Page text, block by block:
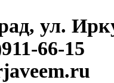
ул.
66-15